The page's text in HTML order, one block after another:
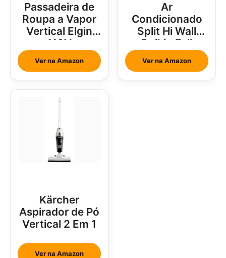
Passadeira de
Roupa a Vapor
Vertical Elgin
110V
Ver na Amazon
Ar
Condicionado
Split Hi Wall
Daikin Full
Inverter 18000
Btus
Ver na Amazon
Kärcher
Aspirador de Pó
Vertical 2 Em 1
Ver na Amazon